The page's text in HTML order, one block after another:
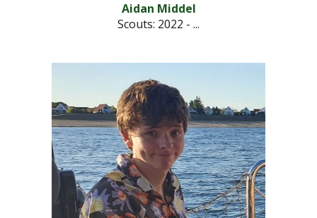
Aidan Middel
Scouts: 2022 - ...